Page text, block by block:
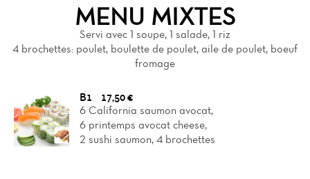
MENU MIXTES
Servi avec 1 soupe, 1 salade, 1 riz
4 brochettes: poulet, boulette de poulet, aile de poulet, boeuf
fromage
B1
17,50 €
6 California saumon avocat,
6 printemps avocat cheese,
2 sushi saumon, 4 brochettes